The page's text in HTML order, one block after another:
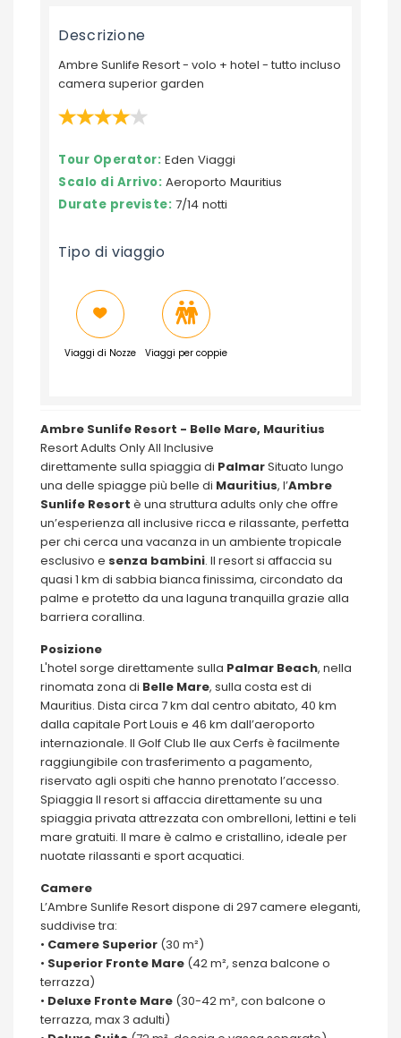
Descrizione
Ambre Sunlife Resort - volo + hotel - tutto incluso
camera superior garden
Tour Operator: Eden Viaggi
Scalo di Arrivo: Aeroporto Mauritius
Durate previste: 7/14 notti
Tipo di viaggio
Viaggi di Nozze Viaggi per coppie
Ambre Sunlife Resort - Belle Mare, Mauritius
Resort Adults Only All Inclusive
direttamente sulla spiaggia di PalmarSituato lungo
una delle spiagge più belle di Mauritius, l’Ambre
Sunlife Resort è una struttura adults only che offre
un’esperienza all inclusive ricca e rilassante, perfetta
per chi cerca una vacanza in un ambiente tropicale
esclusivo e senza bambini. Il resort si affaccia su
quasi 1 km di sabbia bianca finissima, circondato da
palme e protetto da una laguna tranquilla grazie alla
barriera corallina.
Posizione
L'hotel sorge direttamente sulla Palmar Beach, nella
rinomata zona di Belle Mare, sulla costa est di
Mauritius. Dista circa 7 km dal centro abitato, 40 km
dalla capitale Port Louis e 46 km dall’aeroporto
internazionale. Il Golf Club Ile aux Cerfs è facilmente
raggiungibile con trasferimento a pagamento,
riservato agli ospiti che hanno prenotato l’accesso.
Spiaggia Il resort si affaccia direttamente su una
spiaggia privata attrezzata con ombrelloni, lettini e teli
mare gratuiti. Il mare è calmo e cristallino, ideale per
nuotate rilassanti e sport acquatici.
Camere
L’Ambre Sunlife Resort dispone di 297 camere eleganti,
suddivise tra:
• Camere Superior (30 m²)
• Superior Fronte Mare (42 m², senza balcone o
terrazza)
• Deluxe Fronte Mare (30-42 m², con balcone o
terrazza, max 3 adulti)